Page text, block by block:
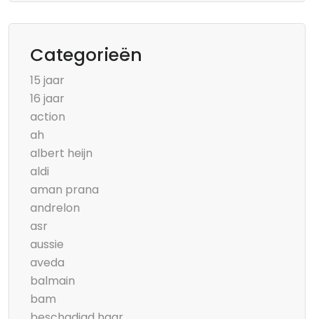
Categorieën
15 jaar
16 jaar
action
ah
albert heijn
aldi
aman prana
andrelon
asr
aussie
aveda
balmain
bam